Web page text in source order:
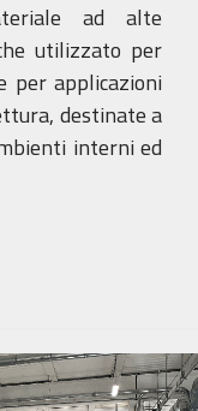
ad alte
utilizzato per
per applicazioni
destinate a
interni ed